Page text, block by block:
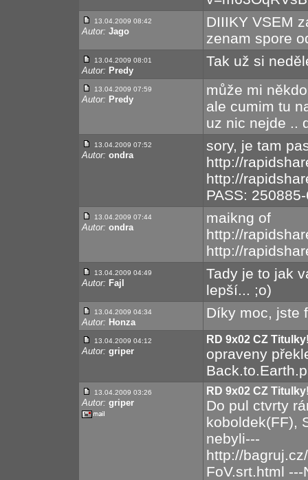
13.04.2009 08:42
Autor: Jago
DIIIKY VSEM
zenam spore
13.04.2009 08:01
Autor: Predy
Tak už si
13.04.2009 07:59
Autor: Predy
může mi
ale cumim tu
uz nic nejde ..
13.04.2009 07:52
Autor: ondra
sory, je tam
http://
http://
PASS:
13.04.2009 07:44
Autor: ondra
maikng of
http://
http://
13.04.2009 04:49
Autor: Fajl
Tady je to jak
lepší... ;o)
13.04.2009 04:34
Autor: Honza
Díky moc, jste
13.04.2009 04:12
Autor: griper
RD 9x02 CZ
opraveny
13.04.2009 03:26
Autor: griper
RD 9x02 CZ
Do pul ctvrty
koboldek(FF),
nebyli---
http://
FoV.srt.html